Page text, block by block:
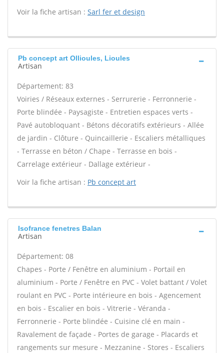
Voir la fiche artisan : Sarl fer et design
Pb concept art Ollioules, Lioules
Artisan
Département: 83
Voiries / Réseaux externes - Serrurerie - Ferronnerie -
Porte blindée - Paysagiste - Entretien espaces verts -
Pavé autobloquant - Bétons décoratifs extérieurs - Allée
de jardin - Clôture - Quincaillerie - Escaliers métalliques
- Terrasse en béton / Chape - Terrasse en bois -
Carrelage extérieur - Dallage extérieur -
Voir la fiche artisan : Pb concept art
Isofrance fenetres Balan
Artisan
Département: 08
Chapes - Porte / Fenêtre en aluminium - Portail en
aluminium - Porte / Fenêtre en PVC - Volet battant / Volet
roulant en PVC - Porte intérieure en bois - Agencement
en bois - Escalier en bois - Vitrerie - Véranda -
Ferronnerie - Porte blindée - Cuisine clé en main -
Ravalement de façade - Portes de garage - Placards et
rangements sur mesure - Mezzanine - Stores - Escaliers